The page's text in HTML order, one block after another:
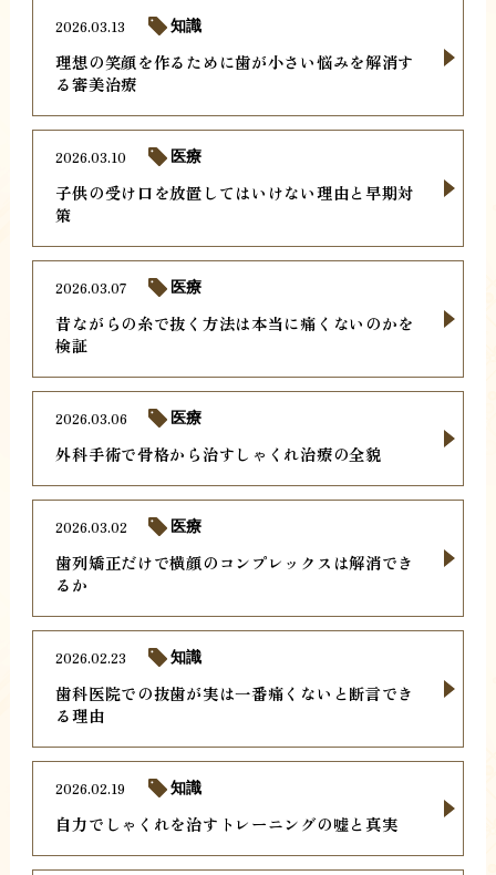
理想の笑顔を作るために歯が小さい悩みを解消す
る審美治療
2026.03.13 知識
子供の受け口を放置してはいけない理由と早期対
策
2026.03.10 医療
昔ながらの糸で抜く方法は本当に痛くないのかを
検証
2026.03.07 医療
外科手術で骨格から治すしゃくれ治療の全貌
2026.03.06 医療
歯列矯正だけで横顔のコンプレックスは解消でき
るか
2026.03.02 医療
歯科医院での抜歯が実は一番痛くないと断言でき
る理由
2026.02.23 知識
自力でしゃくれを治すトレーニングの嘘と真実
2026.02.19 知識